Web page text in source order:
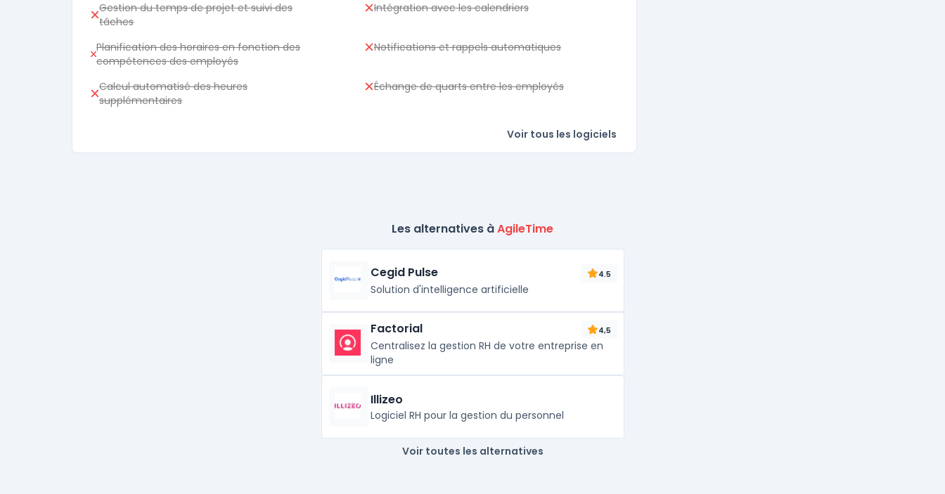
Gestion du temps de projet et suivi des
tâches
Intégration avec les calendriers
Planification des horaires en fonction des
compétences des employés
Notifications et rappels automatiques
Calcul automatisé des heures
supplémentaires
Échange de quarts entre les employés
Voir tous les logiciels
Les alternatives àAgileTime
Cegid Pulse 4.5
Solution d'intelligence artificielle
Factorial 4,5
Centralisez la gestion RH de votre entreprise en
ligne
Illizeo
Logiciel RH pour la gestion du personnel
Voir toutes les alternatives